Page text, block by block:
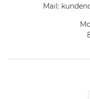
Mail: